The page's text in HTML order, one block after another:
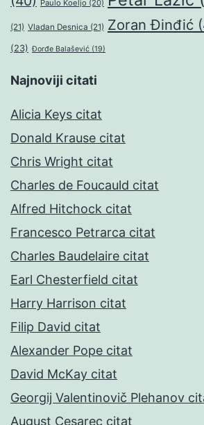
Paulo Koeljo (20)
(21) Vladan Desnica (21) Zoran Đinđić
(23) Đorđe Balašević (19)
Najnoviji citati
Alicia Keys citat
Donald Krause citat
Chris Wright citat
Charles de Foucauld citat
Alfred Hitchock citat
Francesco Petrarca citat
Charles Baudelaire citat
Earl Chesterfield citat
Harry Harrison citat
Filip David citat
Alexander Pope citat
David McKay citat
Georgij Valentinovič Plehanov
August Cesarec citat